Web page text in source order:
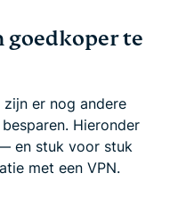
goedkoper te
er nog andere
Hieronder
en stuk voor stuk
met een VPN.